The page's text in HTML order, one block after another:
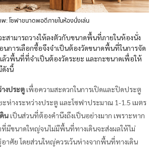
พ: โซฟาขนาดพอดีภายในห้องนั่งเล่น
สามารถวางให้ลงตัวกับขนาดพื้นที่ภายในห้องนั่ง
นการเลือกซื้อจึงจำเป็นต้องวัดขนาดพื้นที่ในการจัด
ล้วพื้นที่ที่จำเป็นต้องวัดระยะ และกะขนาดเพื่อให้
ดังนี้
งประตูเพื่อความสะดวกในการเปิดและปิดประตู
ะห่างระหว่างประตู และโซฟาประมาณ 1-1.5 เมตร
นเป็นส่วนที่ต้องคำนึงถึงเป็นอย่างมาก เพราะหาก
ที่มีขนาดใหญ่จนไม่มีพื้นที่ทางเดินจะส่งผลให้ไม่
าศัย โดยส่วนใหญ่ควรเว้นห่างจากพื้นที่ทางเดิน